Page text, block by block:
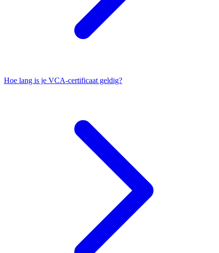
Hoe lang is je VCA-certificaat geldig?